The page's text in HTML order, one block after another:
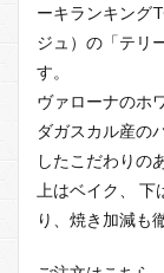
ーキランキング
ジュ）の「テリ
す。
ヴァローナのホ
ダガスカル産の
したこだわりの
上はベイク、
り、焼き加減も